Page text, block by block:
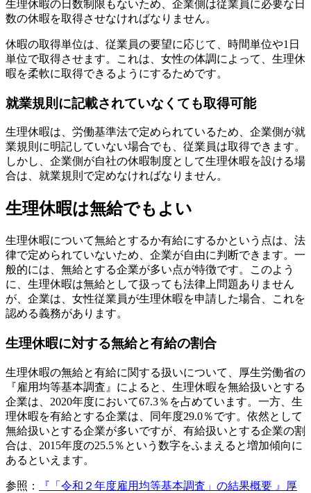
生理休暇の日数制限もないため、企業側は従業員に必要な日
数の休暇を取得させなければなりません。
休暇の取得単位は、従業員の要望に応じて、時間単位や1日
単位で取得させます。これは、女性の体調によって、生理休
暇を柔軟に取得できるようにするためです。
就業規則に記載されていなくても取得可能
生理休暇は、労働基準法で定められているため、企業側が就
業規則に明記していない場合でも、従業員は取得できます。
しかし、企業側が自社の休暇制度として生理休暇を設ける場
合は、就業規則で定めなければなりません。
生理休暇は無給でもよい
生理休暇について無給とするか有給にするかという点は、法
律で定められていないため、企業が自由に判断できます。一
般的には、無給とする企業が多い点が特徴です。このよう
に、生理休暇は無給として扱っても法律上問題ありません
が、企業は、女性従業員が生理休暇を申請した場合、これを
認める義務があります。
生理休暇に対する無給と有給の割合
生理休暇の無給と有給に関する扱いについて、厚生労働省の
『雇用均等基本調査』によると、生理休暇を無給扱いとする
企業は、2020年度において67.3％を占めています。一方、生
理休暇を有給とする企業は、同年度29.0％です。依然として
無給扱いとする企業が多いですが、有給扱いとする企業の割
合は、2015年度の25.5％という数字をふまえると増加傾向に
あるといえます。
参照：
『「令和２年度雇用均等基本調査」の結果概要 』厚